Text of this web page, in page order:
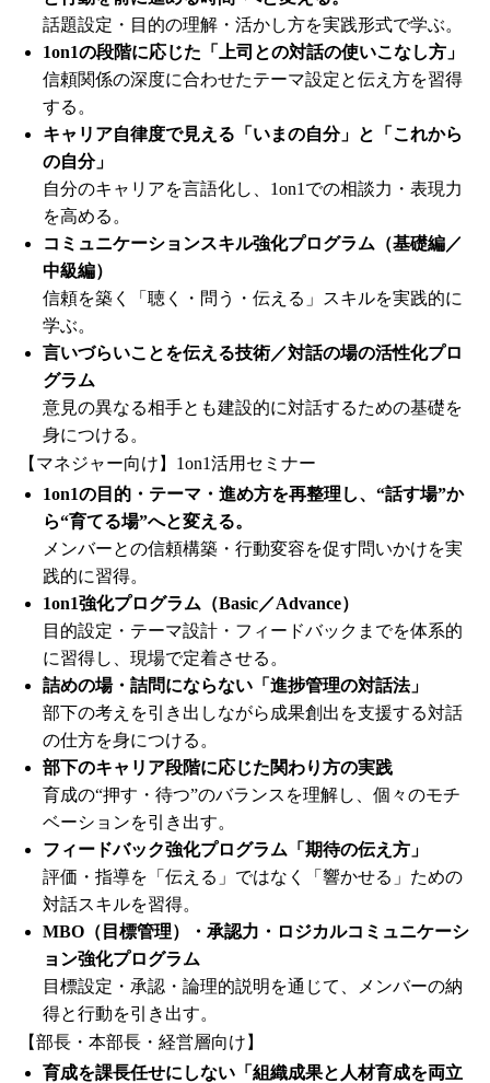
話題設定・目的の理解・活かし方を実践形式で学ぶ。
1on1の段階に応じた「上司との対話の使いこなし方」
信頼関係の深度に合わせたテーマ設定と伝え方を習得
する。
キャリア自律度で見える「いまの自分」と「これから
の自分」
自分のキャリアを言語化し、1on1での相談力・表現力
を高める。
コミュニケーションスキル強化プログラム（基礎編／
中級編）
信頼を築く「聴く・問う・伝える」スキルを実践的に
学ぶ。
言いづらいことを伝える技術／対話の場の活性化プロ
グラム
意見の異なる相手とも建設的に対話するための基礎を
身につける。
【マネジャー向け】1on1活用セミナー
1on1の目的・テーマ・進め方を再整理し、“話す場”か
ら“育てる場”へと変える。
メンバーとの信頼構築・行動変容を促す問いかけを実
践的に習得。
1on1強化プログラム（Basic／Advance）
目的設定・テーマ設計・フィードバックまでを体系的
に習得し、現場で定着させる。
詰めの場・詰問にならない「進捗管理の対話法」
部下の考えを引き出しながら成果創出を支援する対話
の仕方を身につける。
部下のキャリア段階に応じた関わり方の実践
育成の“押す・待つ”のバランスを理解し、個々のモチ
ベーションを引き出す。
フィードバック強化プログラム「期待の伝え方」
評価・指導を「伝える」ではなく「響かせる」ための
対話スキルを習得。
MBO（目標管理）・承認力・ロジカルコミュニケーシ
ョン強化プログラム
目標設定・承認・論理的説明を通じて、メンバーの納
得と行動を引き出す。
【部長・本部長・経営層向け】
育成を課長任せにしない「組織成果と人材育成を両立